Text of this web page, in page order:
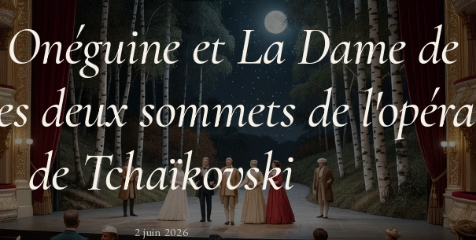
et La Dame de
deux sommets de l'opéra
de Tchaïkovski
2 juin 2026